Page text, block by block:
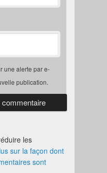
une alerte par e-
publication.
les
sur la façon dont
sont